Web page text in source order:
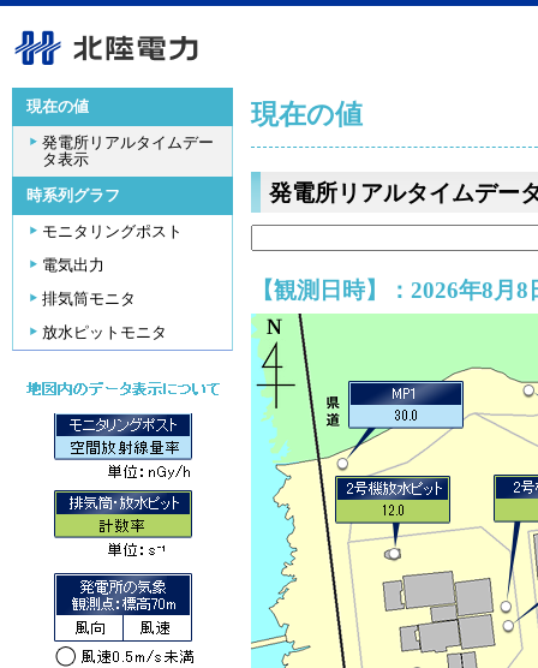
現在の値
発電所リアルタイムデー
タ表示
時系列グラフ
モニタリングポスト
電気出力
排気筒モニタ
放水ピットモニタ
現在の値
発電所リアルタイムデー
【観測日時】：2026年8月